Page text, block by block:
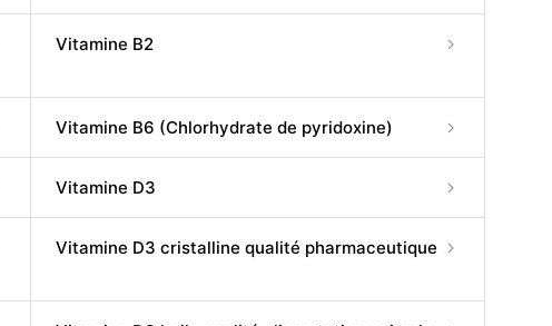
Vitamine B2
Vitamine B6 (Chlorhydrate de pyridoxine)
Vitamine D3
Vitamine D3 cristalline qualité pharmaceutique